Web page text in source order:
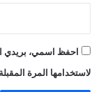
احفظ اسمي، بريدي
لاستخدامها المرة